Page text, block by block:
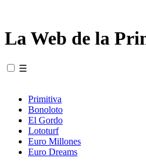
La Web de la
☰
Primitiva
Bonoloto
El Gordo
Lototurf
Euro Millones
Euro Dreams